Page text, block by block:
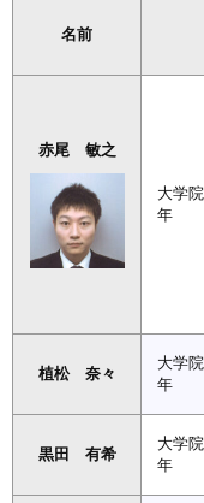
名前
赤尾 敏之
大学
年
植松 奈々
大学
年
黒田 有希
大学
年